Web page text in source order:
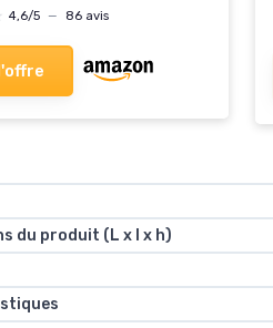
4,6/5 — 86 avis
du produit (L x l x h)